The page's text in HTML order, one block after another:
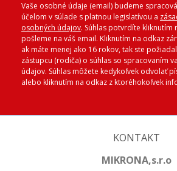
Vaše osobné údaje (email) budeme
účelom v súlade s platnou legislatívou a
osobných údajov. Súhlas potvrdíte kliknutím
pošleme na váš email. Kliknutím na odkaz
ak máte menej ako 16 rokov, tak ste
zástupcu (rodiča) o súhlas so spracovaním
údajov. Súhlas môžete kedykoľvek odvolať
alebo kliknutím na odkaz z ktoréhokoľvek
KONTAKT
MIKRONA,s.r.o